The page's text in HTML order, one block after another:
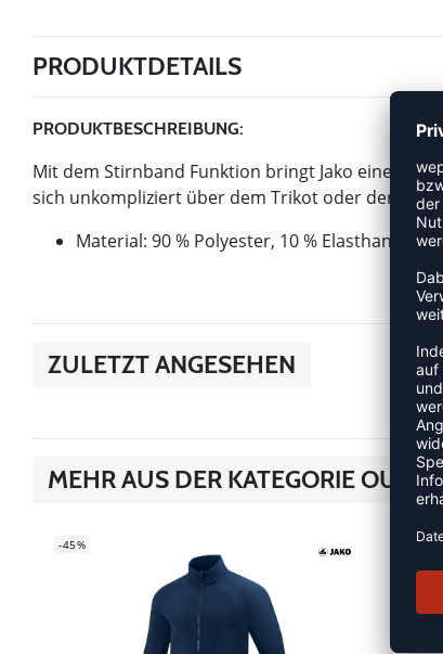
PRODUKTDETAILS
PRODUKTBESCHREIBUNG:
Mit dem Stirnband Funktion bringt Jako einen
sich unkompliziert über dem Trikot oder der
Material: 90 % Polyester, 10 % Elasthan
ZULETZT ANGESEHEN
MEHR AUS DER KATEGORIE
-45%
SALE
-55%